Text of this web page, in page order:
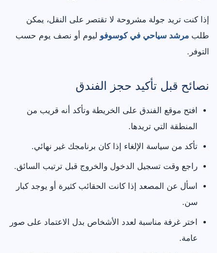
إذا كنت تريد جولة مشروحة لا تقتصر على النقل، يمكن
طلب مرشد سياحي في كوسوفو ليوم أو نصف يوم حسب
التوفر.
نصائح قبل تأكيد حجز الفندق
افتح موقع الفندق على الخريطة وتأكد أنه قريب من
المنطقة التي تريدها.
تأكد من سياسة الإلغاء إذا كان برنامجك غير نهائي.
راجع وقت تسجيل الدخول والخروج قبل ترتيب السائق.
اسأل عن المصعد إذا كانت الحقائب كثيرة أو يوجد كبار
سن.
اختر غرفة مناسبة لعدد الأشخاص بدل الاعتماد على صور
عامة.